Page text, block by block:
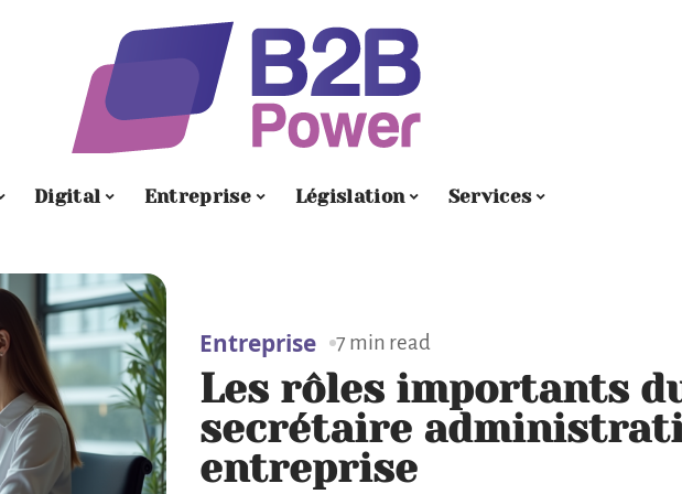
Digital Entreprise Législation Services
Entreprise 7 min read
Les rôles importants
secrétaire
entreprise